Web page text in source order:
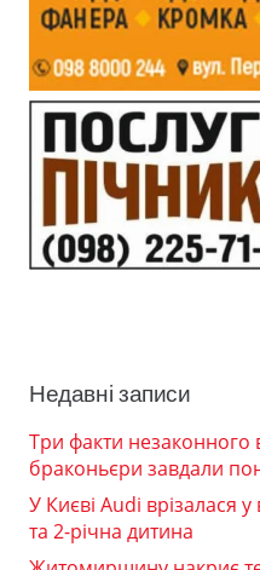
Недавні записи
Три факти
браконьєри завдали
У Києві Audi врізалася
та 2-річна дитина